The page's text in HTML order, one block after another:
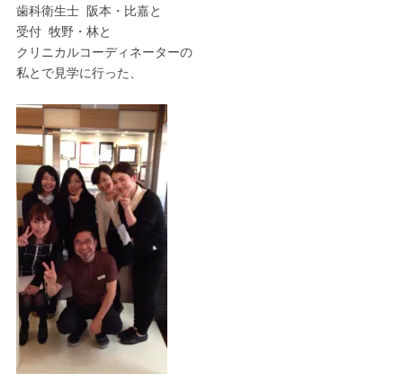
歯科衛生士 阪本・比嘉と
受付 牧野・林と
クリニカルコーディネーターの
私とで見学に行った、